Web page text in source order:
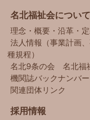
名北福祉会について
理念・概要・沿革・
法人情報（事業計画
種規程）
名北9条の会
名北福
機関誌バックナンバ
関連団体リンク
採用情報